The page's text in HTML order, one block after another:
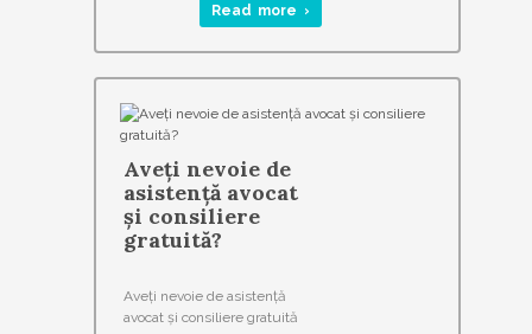
Read more ›
Aveţi nevoie de
asistenţă avocat
şi consiliere
gratuită?
Aveţi nevoie de asistenţă
avocat şi consiliere gratuită